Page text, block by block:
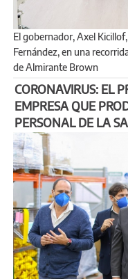
El gobernador, Axel Kicillof, acompañó al presidente, Alberto
Fernández, en una
de Almirante Brown
CORONAVIRUS: EL
EMPRESA QUE
PERSONAL DE LA